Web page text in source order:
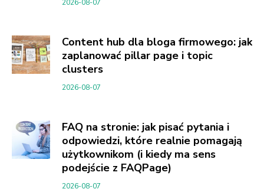
2026-08-07
Content hub dla bloga firmowego: jak
zaplanować pillar page i topic
clusters
2026-08-07
FAQ na stronie: jak pisać pytania i
odpowiedzi, które realnie pomagają
użytkownikom (i kiedy ma sens
podejście z FAQPage)
2026-08-07